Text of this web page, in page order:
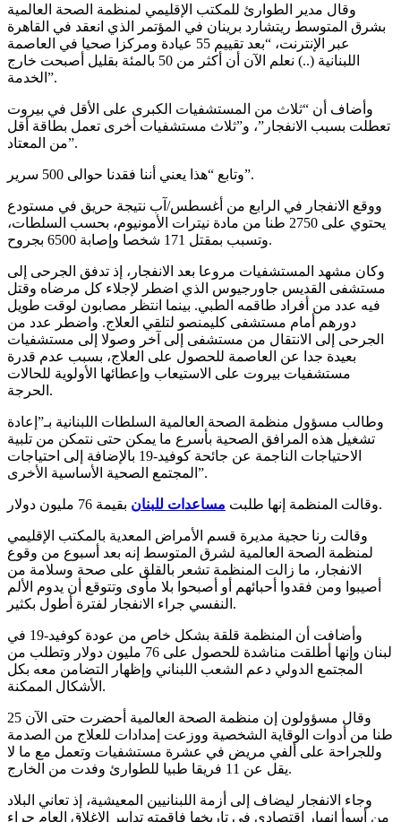
وقال مدير الطوارئ للمكتب الإقليمي لمنظمة الصحة العالمية
بشرق المتوسط ريتشارد برينان في المؤتمر الذي انعقد في القاهرة
عبر الإنترنت، “بعد تقييم 55 عيادة ومركزا صحيا في العاصمة
اللبنانية (..) نعلم الآن أن أكثر من 50 بالمئة بقليل أصبحت خارج
الخدمة”.
وأضاف أن “ثلاث من المستشفيات الكبرى على الأقل في بيروت
تعطلت بسبب الانفجار”، و”ثلاث مستشفيات أخرى تعمل بطاقة أقل
من المعتاد”.
وتابع “هذا يعني أننا فقدنا حوالى 500 سرير”.
ووقع الانفجار في الرابع من أغسطس/آب نتيجة حريق في مستودع
يحتوي على 2750 طنا من مادة نيترات الأمونيوم، بحسب السلطات،
وتسبب بمقتل 171 شخصا وإصابة 6500 بجروح.
وكان مشهد المستشفيات مروعا بعد الانفجار، إذ تدفق الجرحى إلى
مستشفى القديس جاورجيوس الذي اضطر لإجلاء كل مرضاه وقتل
فيه عدد من أفراد طاقمه الطبي. بينما انتظر مصابون لوقت طويل
دورهم أمام مستشفى كليمنصو لتلقي العلاج. واضطر عدد من
الجرحى إلى الانتقال من مستشفى إلى آخر وصولا إلى مستشفيات
بعيدة جدا عن العاصمة للحصول على العلاج، بسبب عدم قدرة
مستشفيات بيروت على الاستيعاب وإعطائها الأولوية للحالات
الحرجة.
وطالب مسؤول منظمة الصحة العالمية السلطات اللبنانية بـ”إعادة
تشغيل هذه المرافق الصحية بأسرع ما يمكن حتى نتمكن من تلبية
الاحتياجات الناجمة عن جائحة كوفيد-19 بالإضافة إلى احتياجات
المجتمع الصحية الأساسية الأخرى”.
وقالت المنظمة إنها طلبت مساعدات للبنان بقيمة 76 مليون دولار.
وقالت رنا حجية مديرة قسم الأمراض المعدية بالمكتب الإقليمي
لمنظمة الصحة العالمية لشرق المتوسط إنه بعد أسبوع من وقوع
الانفجار، ما زالت المنظمة تشعر بالقلق على صحة وسلامة من
أصيبوا ومن فقدوا أحبائهم أو أصبحوا بلا مأوى وتتوقع أن يدوم الألم
النفسي جراء الانفجار لفترة أطول بكثير.
وأضافت أن المنظمة قلقة بشكل خاص من عودة كوفيد-19 في
لبنان وإنها أطلقت مناشدة للحصول على 76 مليون دولار وتطلب من
المجتمع الدولي دعم الشعب اللبناني وإظهار التضامن معه بكل
الأشكال الممكنة.
وقال مسؤولون إن منظمة الصحة العالمية أحضرت حتى الآن 25
طنا من أدوات الوقاية الشخصية ووزعت إمدادات للعلاج من الصدمة
وللجراحة على ألفي مريض في عشرة مستشفيات وتعمل مع ما لا
يقل عن 11 فريقا طبيا للطوارئ وفدت من الخارج.
وجاء الانفجار ليضاف إلى أزمة اللبنانيين المعيشية، إذ تعاني البلاد
من أسوأ انهيار اقتصادي في تاريخها فاقمته تدابير الإغلاق العام جراء